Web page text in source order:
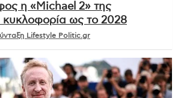
η «Michael 2» της
κυκλοφορία ως το 2028
Lifestyle Politic.gr